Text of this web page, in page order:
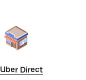
Uber Direct